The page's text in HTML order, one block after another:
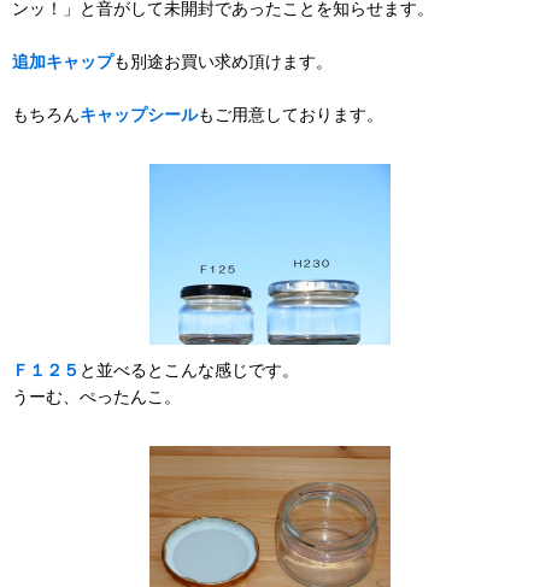
ンッ！」と音がして未開封であったことを知らせます。
追加キャップも別途お買い求め頂けます。
もちろんキャップシールもご用意しております。
Ｆ１２５ と並べるとこんな感じです。
うーむ、ぺったんこ。